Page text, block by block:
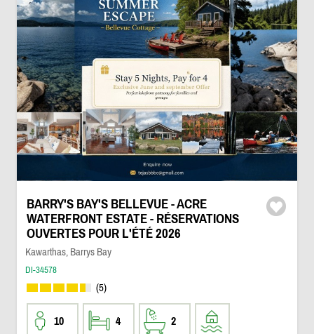
BARRY'S BAY'S BELLEVUE - ACRE
WATERFRONT ESTATE - RÉSERVATIONS
OUVERTES POUR L'ÉTÉ 2026
Kawarthas, Barrys Bay
DI-34578
(5)
10 4 2